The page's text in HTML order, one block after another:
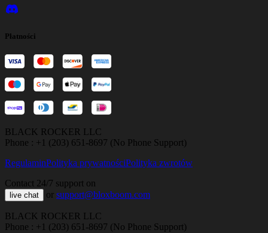
Płatności
BLACK ROCKER LLC
Phone : +1 (203) 651-8697 (No Phone Support)
RegulaminPolityka prywatnościPolityka zwrotów
Contact 24/7 support on
live chat or support@bloxboom.com
BLACK ROCKER LLC
Phone : +1 (203) 651-8697 (No Phone Support)